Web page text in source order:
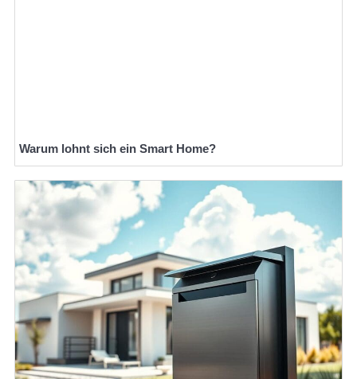
Warum lohnt sich ein Smart Home?